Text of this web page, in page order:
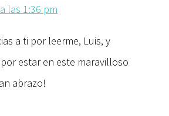
las 1:36 pm
a ti por leerme, Luis, y
estar en este maravilloso
abrazo!